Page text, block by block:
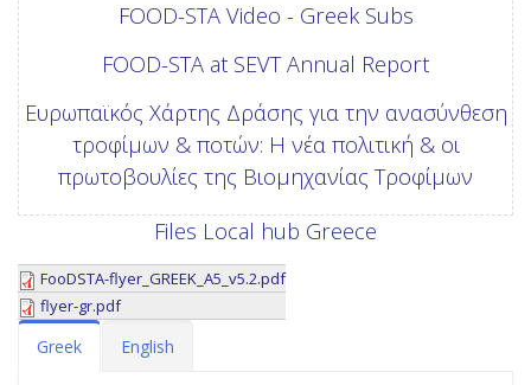
FOOD-STA Video - Greek Subs
FOOD-STA at SEVT Annual Report
Ευρωπαϊκός Χάρτης Δράσης για την ανασύνθεση
τροφίμων & ποτών: Η νέα πολιτική & οι
πρωτοβουλίες της Βιομηχανίας Τροφίμων
Files Local hub Greece
FooDSTA-flyer_GREEK_A5_v5.2.pdf
flyer-gr.pdf
Greek English